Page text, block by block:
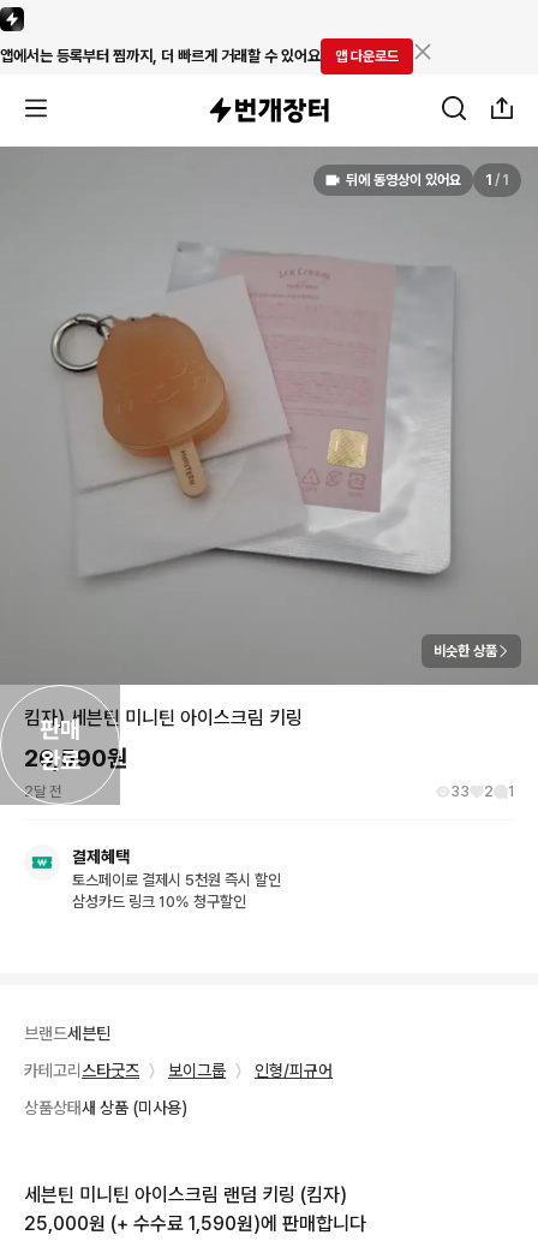
앱에서는 등록부터 찜까지, 더 빠르게 거래할 수 있어요 앱 다운로드
판매
완료
뒤에 동영상이 있어요 1 / 1
비슷한 상품
킴자) 세븐틴 미니틴 아이스크림 키링
26,590원
2달 전 33 2 1
결제혜택
토스페이로 결제시 5천원 즉시 할인
삼성카드 링크 10% 청구할인
브랜드세븐틴
카테고리 스타굿즈 〉 보이그룹 〉
인형/피규어
상품상태새 상품 (미사용)
세븐틴 미니틴 아이스크림 랜덤 키링 (킴자)
25,000원 (+ 수수료 1,590원)에 판매합니다